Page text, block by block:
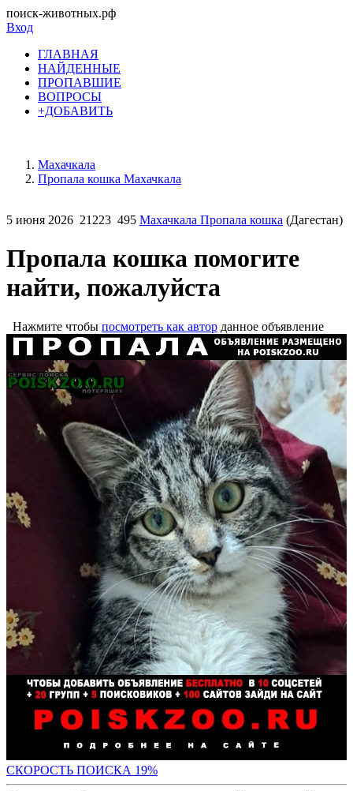
поиск-животных.рф
Вход
ГЛАВНАЯ
НАЙДЕННЫЕ
ПРОПАВШИЕ
ВОПРОСЫ
+ДОБАВИТЬ
Махачкала
Пропала кошка Махачкала
5 июня 2026 21223 495 Махачкала Пропала кошка (Дагестан)
Пропала кошка помогите
найти, пожалуйста
Нажмите чтобы посмотреть как автор данное объявление
СКОРОСТЬ ПОИСКА 19%